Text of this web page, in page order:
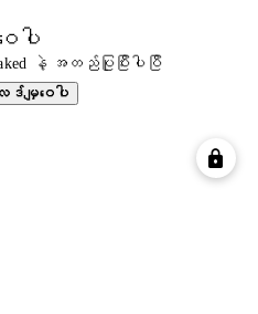
ပါ
နဲ့ အတည်ပြုပြီးပါပြီ
ဒ်မျှဝေပါ